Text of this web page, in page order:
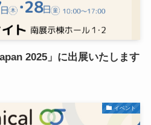
2025」に出展いたします
イベント